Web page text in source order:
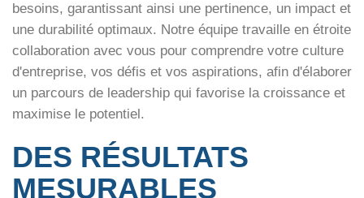
besoins, garantissant ainsi une pertinence, un impact et
une durabilité optimaux. Notre équipe travaille en étroite
collaboration avec vous pour comprendre votre culture
d'entreprise, vos défis et vos aspirations, afin d'élaborer
un parcours de leadership qui favorise la croissance et
maximise le potentiel.
DES RÉSULTATS
MESURABLES